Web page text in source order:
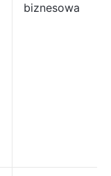
biznesowa